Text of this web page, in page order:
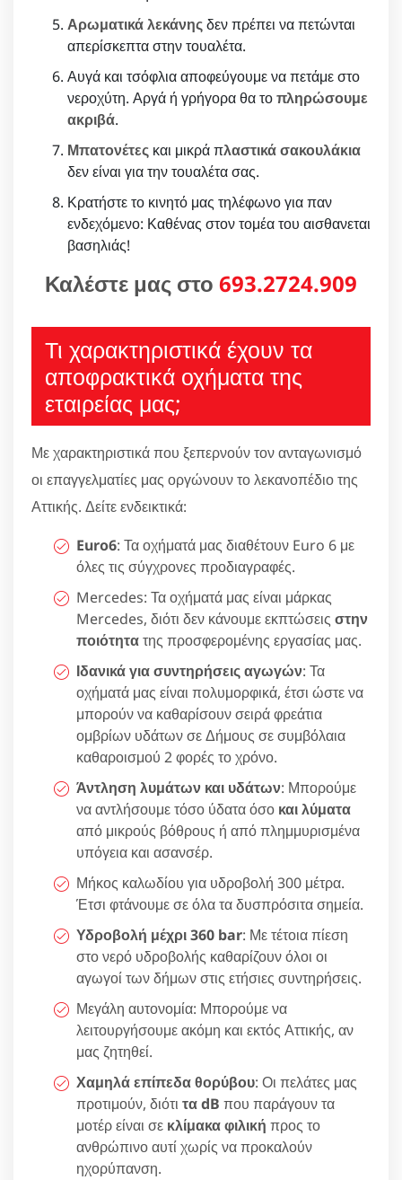
Αρωματικά λεκάνηςδεν πρέπει να πετώνται
απερίσκεπτα στην τουαλέτα.
Αυγά και τσόφλια αποφεύγουμε να πετάμε στο
νεροχύτη. Αργά ή γρήγορα θα τοπληρώσουμε
ακριβά.
Μπατονέτες και μικρά πλαστικά σακουλάκια
δεν είναι για την τουαλέτα σας.
Κρατήστε το κινητό μας τηλέφωνο για παν
ενδεχόμενο: Καθένας στον τομέα του αισθανεται
βασηλιάς!
Καλέστε μας στο 693.2724.909
Τι χαρακτηριστικά έχουν τα
αποφρακτικά οχήματα της
εταιρείας μας;
Με χαρακτηριστικά που ξεπερνούν τον ανταγωνισμό
οι επαγγελματίες μας οργώνουν το λεκανοπέδιο της
Αττικής. Δείτε ενδεικτικά:
Euro6: Τα οχήματά μας διαθέτουν Euro 6 με
όλες τις σύγχρονες προδιαγραφές.
Mercedes: Τα οχήματά μας είναι μάρκας
Mercedes, διότι δεν κάνουμε εκπτώσεις στην
ποιότητατης προσφερομένης εργασίας μας.
Ιδανικά για συντηρήσεις αγωγών: Τα
οχήματά μας είναι πολυμορφικά, έτσι ώστε να
μπορούν να καθαρίσουν σειρά φρεάτια
ομβρίων υδάτων σε Δήμους σε συμβόλαια
καθαροισμού 2 φορές το χρόνο.
Άντληση λυμάτων και υδάτων: Μπορούμε
να αντλήσουμε τόσο ύδατα όσο και λύματα
από μικρούς βόθρους ή από πλημμυρισμένα
υπόγεια και ασανσέρ.
Μήκος καλωδίου για υδροβολή 300 μέτρα.
Έτσι φτάνουμε σε όλα τα δυσπρόσιτα σημεία.
Υδροβολή μέχρι 360 bar: Με τέτοια πίεση
στο νερό υδροβολής καθαρίζουν όλοι οι
αγωγοί των δήμων στις ετήσιες συντηρήσεις.
Μεγάλη αυτονομία: Μπορούμε να
λειτουργήσουμε ακόμη και εκτός Αττικής, αν
μας ζητηθεί.
Χαμηλά επίπεδα θορύβου: Οι πελάτες μας
προτιμούν, διότι τα dB που παράγουν τα
μοτέρ είναι σε κλίμακα φιλική προς το
ανθρώπινο αυτί χωρίς να προκαλούν
ηχορύπανση.